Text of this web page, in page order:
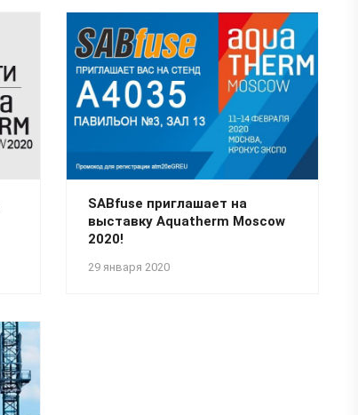
29 января 2020
SABfuse приглашает на
выставку Aquatherm Moscow
2020!